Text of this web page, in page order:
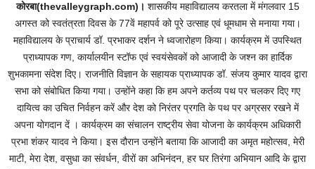
कोरबा(thevalleygraph.com)। शासकीय महाविद्यालय करतला में मंगलवार 15
अगस्त को स्वतंत्रता दिवस के 77वें महापर्व को पूरे उत्साह एवं धूमधाम से मनाया गया।
महाविद्यालय के प्राचार्य डॉ. प्रभाकर दर्शन ने ध्वजारोहण किया। कार्यक्रम में उपस्थित
प्राध्यापक गण, कार्यालयीन स्टॉफ एवं स्वयंसेवकों को आजादी के जश्न का हार्दिक
शुभकामना संदेश दिए। राजनीति विज्ञान के सहायक प्राध्यापक डॉ. संजय कुमार यादव द्वारा
सभा को संबोधित किया गया। उन्होंने कहा कि हम अपने कर्तव्य पथ पर चलकर दिए गए
दायित्व का उचित निर्वहन करें और देश को निरंतर प्रगति के पथ पर अग्रसर रखने में
अपना योगदान दें । कार्यक्रम का संचालन राष्ट्रीय सेवा योजना के कार्यक्रम अधिकारी
प्रभा शंकर यादव ने किया। इस दौरान उन्होंने बताया कि आजादी का अमृत महोत्सव, मेरी
माटी, मेरा देश, वसुधा का संवर्धन, वीरों का अभिनंदन, हर घर तिरंगा अभियान आदि के द्वारा